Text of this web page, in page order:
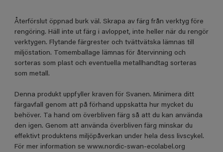
Återförslut öppnad burk väl. Skrapa av färg från verktyg före
rengöring. Häll inte ut färg i avloppet, inte heller när du rengör
verktygen. Flytande färgrester och tvättvätska lämnas till
miljöstation. Tomemballage lämnas för återvinning och
sorteras som plast och eventuella metallhandtag sorteras
som metall.
Denna produkt uppfyller kraven för Svanen. Minimera ditt
färgavfall genom att på förhand uppskatta hur mycket du
behöver. Ta hand om överbliven färg så att du kan använda
den igen. Genom att använda överbliven färg minskar du
effektivt produktens miljöpåverkan under hela dess livscykel.
För mer information se www.nordic-swan-ecolabel.org